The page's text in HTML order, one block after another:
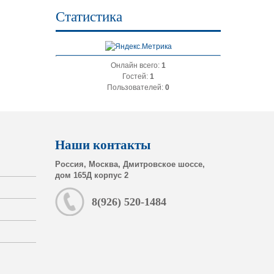
Статистика
Онлайн всего: 1
Гостей: 1
Пользователей: 0
Наши контакты
Россия, Москва, Дмитровское шоссе,
дом 165Д корпус 2
8(926) 520-1484